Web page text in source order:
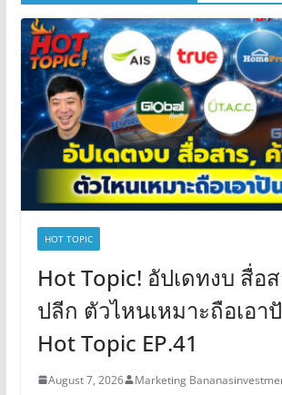
HOT TOPIC
Hot Topic! อัปเดทงบ สื่อ
ปลีก ตัวไหนเหมาะถือเอา
Hot Topic EP.41
August 7, 2026 Marketing